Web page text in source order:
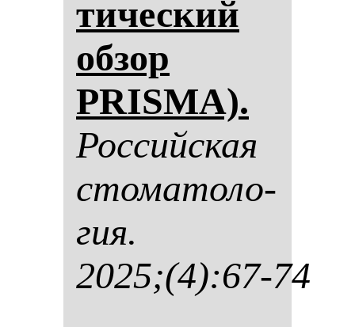
ти­чес­кий
об­зор
PRISMA).
Рос­сий­ская
сто­ма­то­ло­
гия.
2025;(4):67-74